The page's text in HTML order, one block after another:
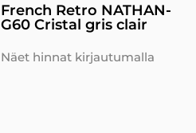
French Retro NATHAN-
G60 Cristal gris clair
Näet hinnat kirjautumalla